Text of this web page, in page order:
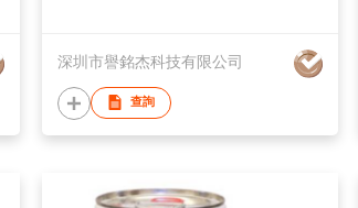
深圳市譽銘杰科技有限公司
查詢